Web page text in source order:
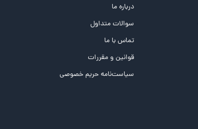
درباره ما
سوالات متداول
تماس با ما
قوانین و مقررات
سیاست‌نامه حریم خصوصی